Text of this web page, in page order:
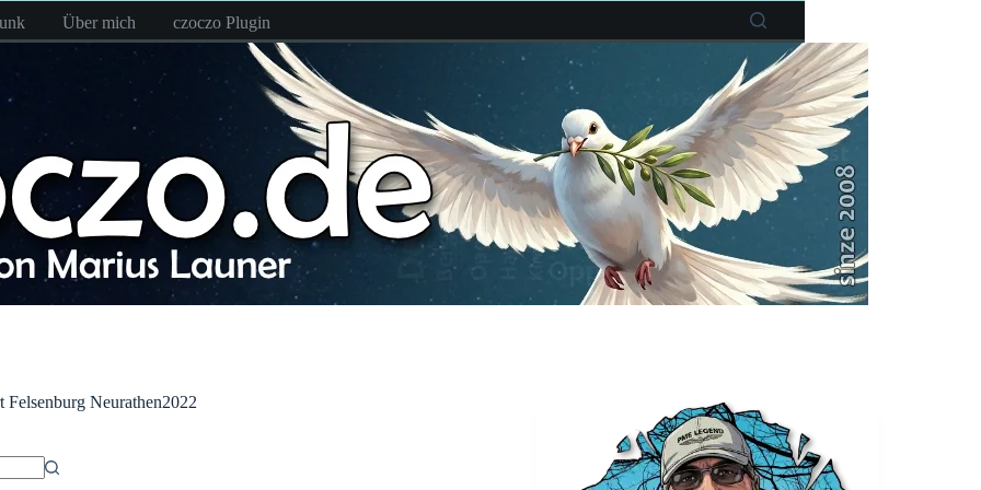
Über mich czoczo Plugin
Felsenburg Neurathen2022